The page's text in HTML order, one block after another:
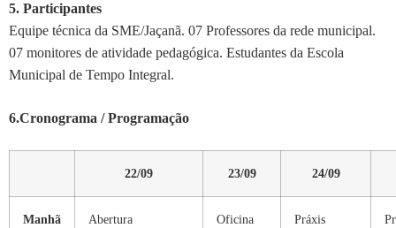
5. Participantes
Equipe técnica da SME/Jaçanã. 07 Professores da rede municipal.
07 monitores de atividade pedagógica. Estudantes da Escola
Municipal de Tempo Integral.
6.Cronograma / Programação
22/09 23/09 24/09
Manhã
Abertura
Oficina
Práxis